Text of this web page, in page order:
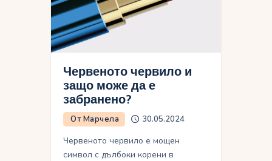
Червеното червило и
защо може да е
забранено?
От Марчела 30.05.2024
Червеното червило е мощен
символ с дълбоки корени в